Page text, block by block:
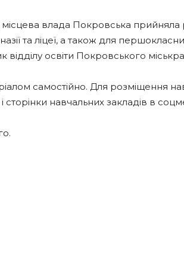
влада Покровська прийняла
та ліцеї, а також для
відділу освіти Покровського
самостійно. Для розміщення
сторінки навчальних закладів в